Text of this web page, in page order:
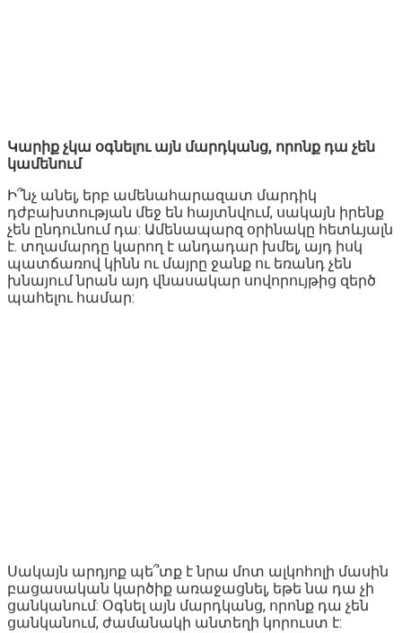
Կարիք չկա օգնելու այն մարդկանց, որոնք դա չեն
կամենում
Ի՞նչ անել, երբ ամենահարազատ մարդիկ
դժբախտության մեջ են հայտնվում, սակայն իրենք
չեն ընդունում դա: Ամենապարզ օրինակը հետևյալն
է. տղամարդը կարող է անդադար խմել, այդ իսկ
պատճառով կինն ու մայրը ջանք ու եռանդ չեն
խնայում նրան այդ վնասակար սովորույթից զերծ
պահելու համար:
Սակայն արդյոք պե՞տք է նրա մոտ ալկոհոլի մասին
բացասական կարծիք առաջացնել, եթե նա դա չի
ցանկանում: Օգնել այն մարդկանց, որոնք դա չեն
ցանկանում, ժամանակի անտեղի կորուստ է: